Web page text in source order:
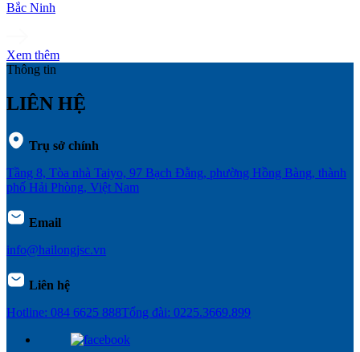
Bắc Ninh
Xem thêm
Thông tin
LIÊN HỆ
Trụ sở chính
Tầng 8, Tòa nhà Taiyo, 97 Bạch Đằng, phường Hồng Bàng, thành
phố Hải Phòng, Việt Nam
Email
info@hailongjsc.vn
Liên hệ
Hotline: 084 6625 888Tổng đài: 0225.3669.899